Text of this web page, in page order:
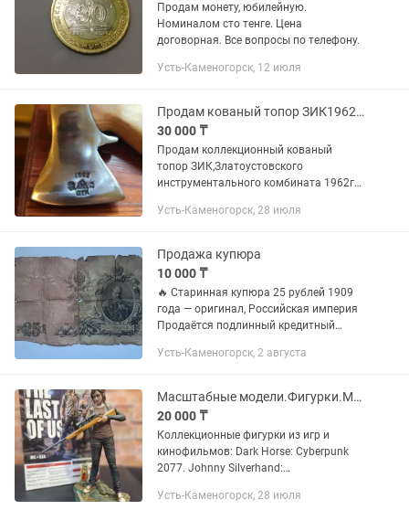
Продам монету, юбилейную.
Номиналом сто тенге. Цена
договорная. Все вопросы по телефону.
Усть-Каменогорск, 12 июля
Продам кованый топор ЗИК1962г,топорище из дуба,ножны из чепрачной кожи быка
30 000 ₸
Продам коллекционный кованый
топор ЗИК,Златоустовского
инструментального комбината 1962г
легко перерубит любые кости и при
Усть-Каменогорск, 28 июля
Продажа купюра
10 000 ₸
🔥 Старинная купюра 25 рублей 1909
года — оригинал, Российская империя
Продаётся подлинный кредитный
императора Александра III. 📜
Усть-Каменогорск, 2 августа
Масштабные модели.Фигурки.Миниатюры
20 000 ₸
Коллекционные фигурки из игр и
кинофильмов: Dark Horse: Cyberpunk
2077. Johnny Silverhand:
15см-32000 тнг.
Усть-Каменогорск, 28 июля